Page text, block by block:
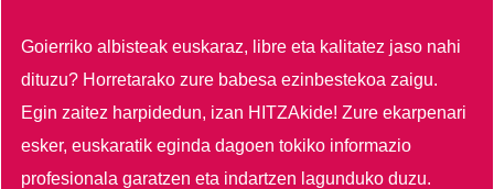
Goierriko albisteak euskaraz, libre eta kalitatez jaso nahi
dituzu? Horretarako zure babesa ezinbestekoa zaigu.
Egin zaitez harpidedun, izan HITZAkide!Zure ekarpenari
esker, euskaratik eginda dagoen tokiko informazio
profesionala garatzen eta indartzen lagunduko duzu.